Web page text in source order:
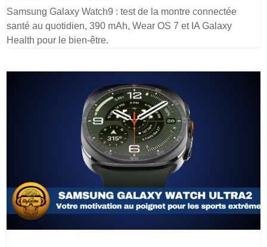
Samsung Galaxy Watch9 : test de la montre connectée
santé au quotidien, 390 mAh, Wear OS 7 et IA Galaxy
Health pour le bien-être.